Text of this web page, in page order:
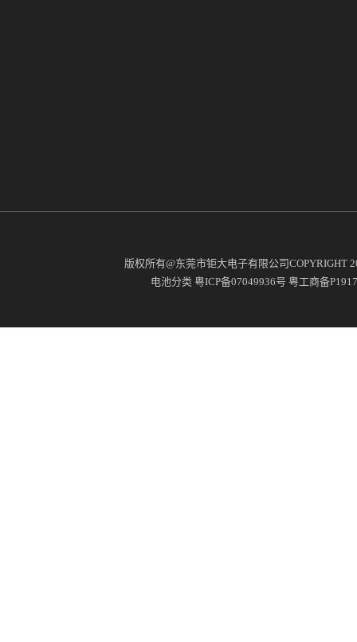
版权所有@东莞市钜大电子有限公司COPYRIGHT
电池分类 粤ICP备07049936号 粤工商备